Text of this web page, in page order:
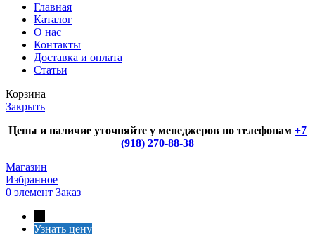
Главная
Каталог
О нас
Контакты
Доставка и оплата
Статьи
Корзина
Закрыть
Цены и наличие уточняйте у менеджеров по телефонам +7
(918) 270-88-38
Магазин
Избранное
0 элемент Заказ
Узнать цену